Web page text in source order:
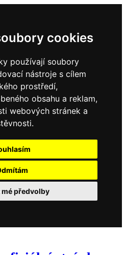
cookies
používají soubory
nástroje s cílem
prostředí,
obsahu a reklam,
webových stránek a
předvolby